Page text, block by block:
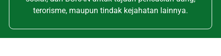
terorisme, maupun tindak kejahatan lainnya.